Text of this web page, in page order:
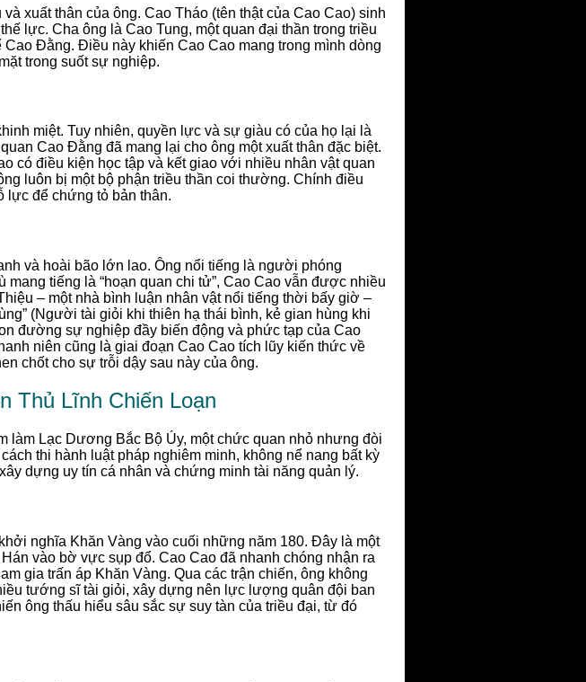
xuất thân của ông. Cao Tháo (tên thật của Cao Cao) sinh
lực. Cha ông là Cao Tung, một quan đại thần trong triều
Đằng. Điều này khiến Cao Cao mang trong mình dòng
trong suốt sự nghiệp.
miệt. Tuy nhiên, quyền lực và sự giàu có của họ lại là
Cao Đằng đã mang lại cho ông một xuất thân đặc biệt.
có điều kiện học tập và kết giao với nhiều nhân vật quan
luôn bị một bộ phận triều thần coi thường. Chính điều
lực để chứng tỏ bản thân.
và hoài bão lớn lao. Ông nổi tiếng là người phóng
tiếng là “hoạn quan chi tử”, Cao Cao vẫn được nhiều
– một nhà bình luận nhân vật nổi tiếng thời bấy giờ –
(Người tài giỏi khi thiên hạ thái bình, kẻ gian hùng khi
đường sự nghiệp đầy biến động và phức tạp của Cao
niên cũng là giai đoạn Cao Cao tích lũy kiến thức về
chốt cho sự trỗi dậy sau này của ông.
Thủ Lĩnh Chiến Loạn
làm Lạc Dương Bắc Bộ Úy, một chức quan nhỏ nhưng đòi
thi hành luật pháp nghiêm minh, không nể nang bất kỳ
dựng uy tín cá nhân và chứng minh tài năng quản lý.
nghĩa Khăn Vàng vào cuối những năm 180. Đây là một
vào bờ vực sụp đổ. Cao Cao đã nhanh chóng nhận ra
gia trấn áp Khăn Vàng. Qua các trận chiến, ông không
tướng sĩ tài giỏi, xây dựng nên lực lượng quân đội ban
ông thấu hiểu sâu sắc sự suy tàn của triều đại, từ đó